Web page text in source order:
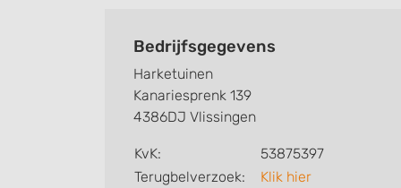
Met vriendelijke groet,
Harke de Vries
Bedrijfsgegevens
Harketuinen
Kanariesprenk 139
4386DJ Vlissingen
KvK:
53875397
Terugbelverzoek:
Klik hier